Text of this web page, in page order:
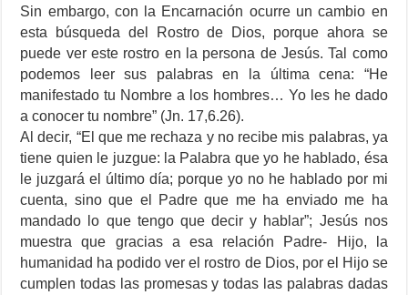
Sin embargo, con la Encarnación ocurre un cambio en
esta búsqueda del Rostro de Dios, porque ahora se
puede ver este rostro en la persona de Jesús. Tal como
podemos leer sus palabras en la última cena: “He
manifestado tu Nombre a los hombres… Yo les he dado
a conocer tu nombre” (Jn. 17,6.26).
Al decir, “El que me rechaza y no recibe mis palabras, ya
tiene quien le juzgue: la Palabra que yo he hablado, ésa
le juzgará el último día; porque yo no he hablado por mi
cuenta, sino que el Padre que me ha enviado me ha
mandado lo que tengo que decir y hablar”; Jesús nos
muestra que gracias a esa relación Padre- Hijo, la
humanidad ha podido ver el rostro de Dios, por el Hijo se
cumplen todas las promesas y todas las palabras dadas